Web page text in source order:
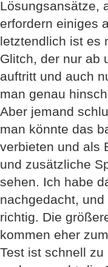
Lösungsansätze,
erfordern einiges
letztendlich ist es
Glitch, der nur ab
auftritt und auch
man genau
Aber jemand
man könnte das
verbieten und als
und zusätzliche
sehen. Ich habe
nachgedacht,
richtig. Die
kommen eher
Test ist schnell